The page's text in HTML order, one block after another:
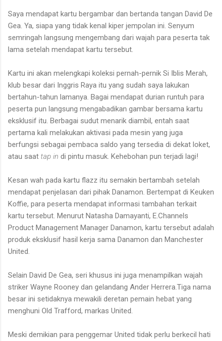
Saya mendapat kartu bergambar dan bertanda tangan David De
Gea. Ya, siapa yang tidak kenal kiper jempolan ini. Senyum
semringah langsung mengembang dari wajah para peserta tak
lama setelah mendapat kartu tersebut.
Kartu ini akan melengkapi koleksi pernah-pernik Si Iblis Merah,
klub besar dari Inggris Raya itu yang sudah saya lakukan
bertahun-tahun lamanya. Bagai mendapat durian runtuh para
peserta pun langsung mengabadikan gambar bersama kartu
eksklusif itu. Berbagai sudut menarik diambil, entah saat
pertama kali melakukan aktivasi pada mesin yang juga
berfungsi sebagai pembaca saldo yang tersedia di dekat loket,
atau saat tap in di pintu masuk. Kehebohan pun terjadi lagi!
Kesan wah pada kartu flazz itu semakin bertambah setelah
mendapat penjelasan dari pihak Danamon. Bertempat di Keuken
Koffie, para peserta mendapat informasi tambahan terkait
kartu tersebut. Menurut Natasha Damayanti, E.Channels
Product Management Manager Danamon, kartu tersebut adalah
produk eksklusif hasil kerja sama Danamon dan Manchester
United.
Selain David De Gea, seri khusus ini juga menampilkan wajah
striker Wayne Rooney dan gelandang Ander Herrera.Tiga nama
besar ini setidaknya mewakili deretan pemain hebat yang
menghuni Old Trafford, markas United.
Meski demikian para penggemar United tidak perlu berkecil hati